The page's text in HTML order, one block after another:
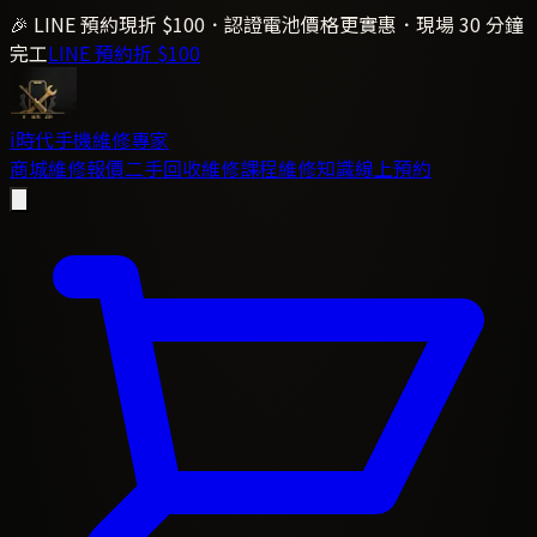
🎉 LINE 預約現折 $100．認證電池價格更實惠．現場 30 分鐘
完工LINE 預約折 $100
i時代手機維修專家
商城維修報價二手回收維修課程維修知識線上預約